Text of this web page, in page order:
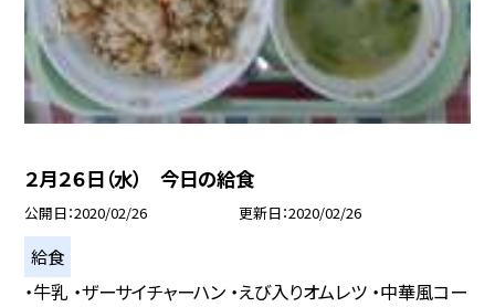
２月２６日（水） 今日の給食
公開日 2020/02/26 更新日 2020/02/26
給食
・牛乳 ・ザーサイチャーハン ・えび入りオムレツ ・中華風コー